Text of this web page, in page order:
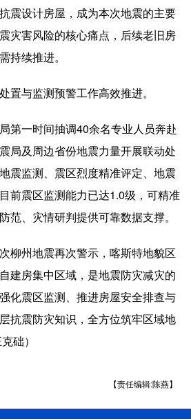
震设计房屋，成为本次地震的主要
灾害风险的核心痛点，后续老旧房
持续推进。
与监测预警工作高效推进。
一时间抽调40余名专业人员奔赴
局及周边省份地震力量开展联动处
震监测、震区烈度精准评定、地震
前震区监测能力已达1.0级，可精准
范、灾情研判提供可靠数据支撑。
州地震再次警示，喀斯特地貌区
建房集中区域，是地震防灾减灾的
化震区监测、推进房屋安全排查与
抗震防灾知识，全方位筑牢区域地
础）
【责任编辑:陈燕】